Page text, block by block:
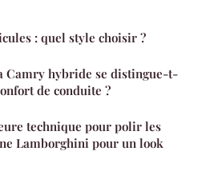
: quel style choisir ?
Camry hybride se distingue-t-
de conduite ?
technique pour polir les
Lamborghini pour un look